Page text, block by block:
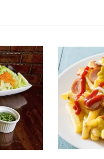
¿Cómo es